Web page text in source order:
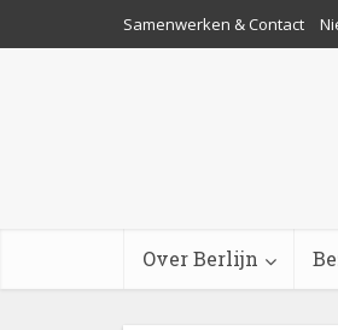
Samenwerken & Contact
Over Berlijn